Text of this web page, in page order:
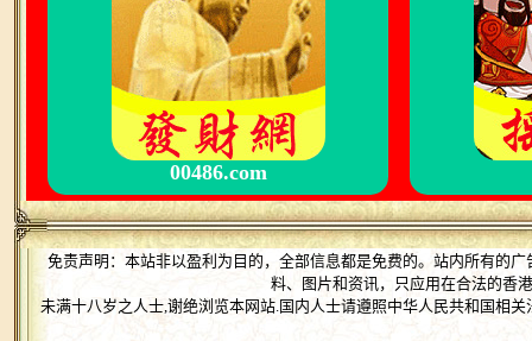
00486.com
免责声明：本站非以盈利为目的，全部信息都是免费的。站内所有的
料、图片和资讯，只应用在合法的香
未满十八岁之人士,谢绝浏览本网站.国内人士请遵照中华人民共和国相